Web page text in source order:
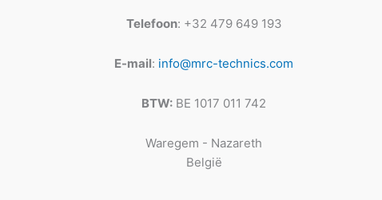
Telefoon: +32 479 649 193
E-mail: info@mrc-technics.com
BTW: BE 1017 011 742
Waregem - Nazareth
België